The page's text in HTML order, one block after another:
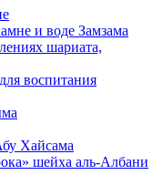
и воде Замзама
шариата,
воспитания
Хайсама
шейха аль-Албани